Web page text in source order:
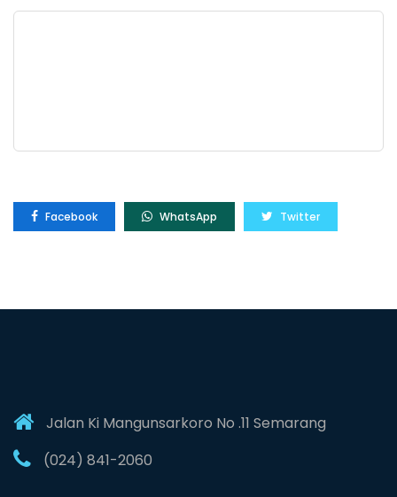
Facebook WhatsApp Twitter
Jalan Ki Mangunsarkoro No .11 Semarang
(024) 841-2060